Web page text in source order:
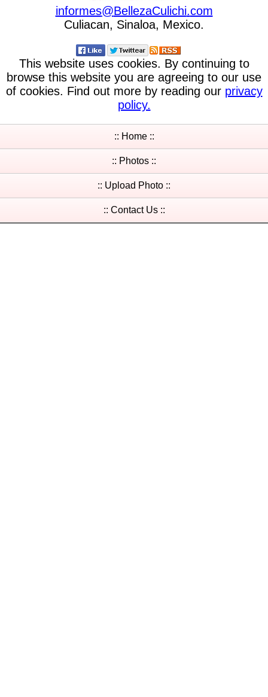
informes@BellezaCulichi.com
Culiacan, Sinaloa, Mexico.
This website uses cookies. By continuing to
browse this website you are agreeing to our use
of cookies. Find out more by reading our privacy
policy.
:: Home ::
:: Photos ::
:: Upload Photo ::
:: Contact Us ::